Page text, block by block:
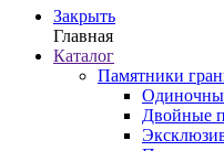
Закрыть
Главная
Каталог
Памятники
Двойные